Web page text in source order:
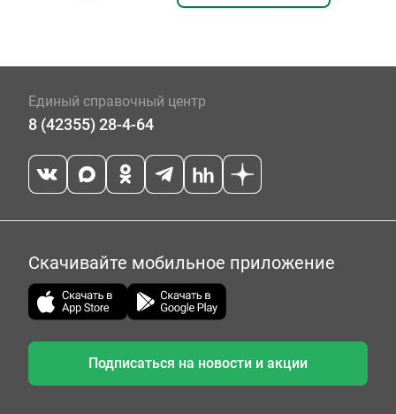
Единый справочный центр
8 (42355) 28-4-64
Скачивайте мобильное приложение
Подписаться на новости и акции